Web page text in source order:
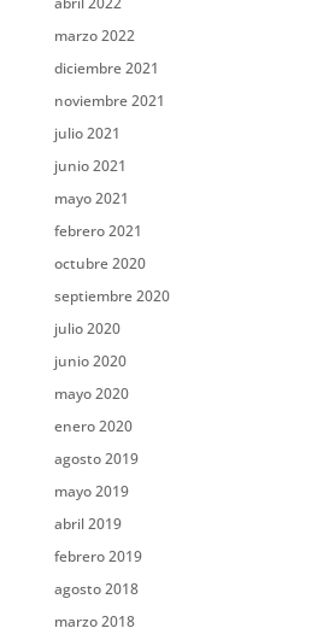
marzo 2022
diciembre 2021
noviembre 2021
julio 2021
junio 2021
mayo 2021
febrero 2021
octubre 2020
septiembre 2020
julio 2020
junio 2020
mayo 2020
enero 2020
agosto 2019
mayo 2019
abril 2019
febrero 2019
agosto 2018
marzo 2018